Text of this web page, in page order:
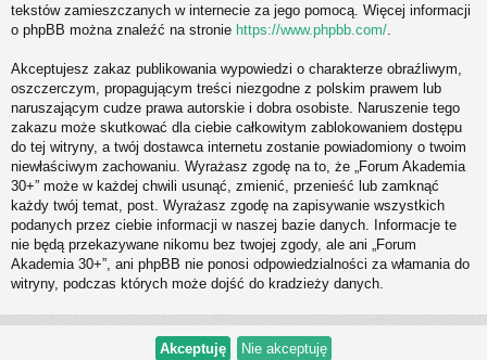
tekstów zamieszczanych w internecie za jego pomocą. Więcej informacji
o phpBB można znaleźć na stronie https://www.phpbb.com/
Akceptujesz zakaz publikowania wypowiedzi o charakterze obraźliwym,
oszczerczym, propagującym treści niezgodne z polskim prawem lub
naruszającym cudze prawa autorskie i dobra osobiste. Naruszenie tego
zakazu może skutkować dla ciebie całkowitym zablokowaniem dostępu
do tej witryny, a twój dostawca internetu zostanie powiadomiony o twoim
niewłaściwym zachowaniu. Wyrażasz zgodę na to, że „Forum Akademia
30+” może w każdej chwili usunąć, zmienić, przenieść lub zamknąć
każdy twój temat, post. Wyrażasz zgodę na zapisywanie wszystkich
podanych przez ciebie informacji w naszej bazie danych. Informacje te
nie będą przekazywane nikomu bez twojej zgody, ale ani „Forum
Akademia 30+”, ani phpBB nie ponosi odpowiedzialności za włamania do
witryny, podczas których może dojść do kradzieży danych.